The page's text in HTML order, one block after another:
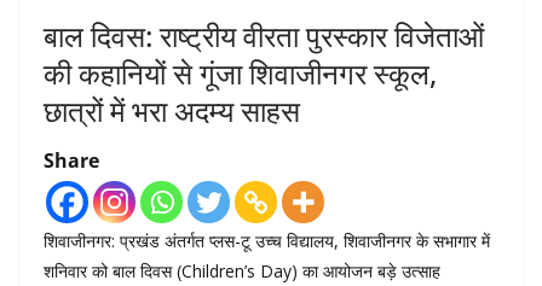
बाल दिवस: राष्ट्रीय वीरता पुरस्कार विजेताओं
की कहानियों से गूंजा शिवाजीनगर स्कूल,
छात्रों में भरा अदम्य साहस
Share
शिवाजीनगर: प्रखंड अंतर्गत प्लस-टू उच्च विद्यालय, शिवाजीनगर के सभागार में
शनिवार को बाल दिवस (Children’s Day) का आयोजन बड़े उत्साह